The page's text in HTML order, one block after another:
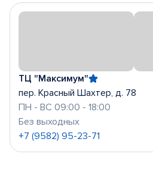
ТЦ "Максимум"
пер. Красный Шахтер, д. 78
ПН - ВС 09:00 - 18:00
Без выходных
+7 (9582) 95-23-71